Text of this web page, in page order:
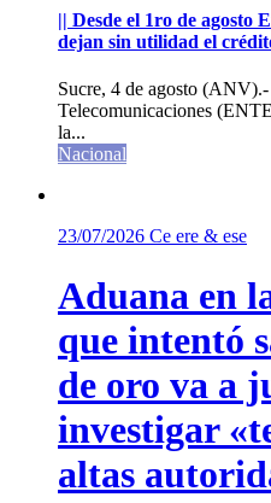
|| Desde el 1ro de agosto
dejan sin utilidad el
Sucre, 4 de agosto
Telecomunicaciones
la...
Nacional
23/07/2026 Ce ere & ese
Aduana en
que intentó
de oro va a
investigar
altas